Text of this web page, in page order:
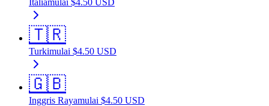
🇹🇷
Turkimulai $4.50 USD
🇬🇧
Inggris Rayamulai $4.50 USD